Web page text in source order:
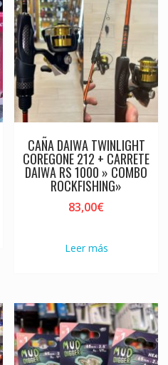
CAÑA DAIWA TWINLIGHT
COREGONE 212 + CARRETE
DAIWA RS 1000 » COMBO
ROCKFISHING»
83,00€
Leer más